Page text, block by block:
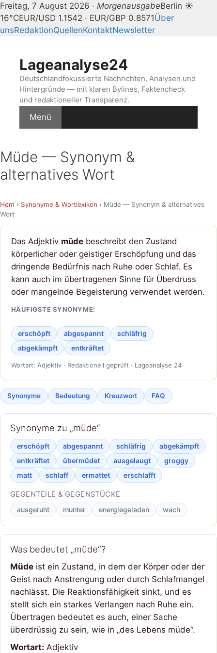
Freitag, 7 August 2026 · MorgenausgabeBerlin ☀
16°CEUR/USD 1.1542 · EUR/GBP 0.8571Über
unsRedaktionQuellenKontaktNewsletter
springenLageanalyse24
Deutschlandfokussierte Nachrichten, Analysen und
Hintergründe — mit klaren Bylines, Faktencheck
und redaktioneller Transparenz.
Menü
Müde — Synonym &
alternatives Wort
Hem › Synonyme & Wortlexikon › Müde — Synonym & alternatives
Wort
Das Adjektiv müdebeschreibt den Zustand
körperlicher oder geistiger Erschöpfung und das
dringende Bedürfnis nach Ruhe oder Schlaf. Es
kann auch im übertragenen Sinne für Überdruss
oder mangelnde Begeisterung verwendet werden.
HÄUFIGSTE SYNONYME:
erschöpft abgespannt
schläfrig
abgekämpft
entkräftet
Wortart: Adjektiv · Redaktionell geprüft · Lageanalyse 24
Synonyme Bedeutung Kreuzwort FAQ
Synonyme zu „müde“
erschöpft abgespannt schläfrig
abgekämpft
entkräftet
übermüdet ausgelaugt
groggy
matt
schlaff ermattet erschlafft
GEGENTEILE & GEGENSTÜCKE
ausgeruht munter energiegeladen wach
Was bedeutet „müde“?
Müde ist ein Zustand, in dem der Körper oder der
Geist nach Anstrengung oder durch Schlafmangel
nachlässt. Die Reaktionsfähigkeit sinkt, und es
stellt sich ein starkes Verlangen nach Ruhe ein.
Übertragen bedeutet es auch, einer Sache
überdrüssig zu sein, wie in „des Lebens müde“.
Wortart: Adjektiv